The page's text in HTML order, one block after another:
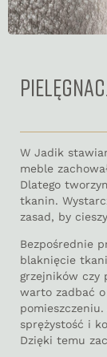
W Jadik
meble
Dlatego
tkanin.
zasad, by
Bezpośrednie
blaknięcie
grzejników czy
warto zadbać
sprężystość i
Dzięki temu